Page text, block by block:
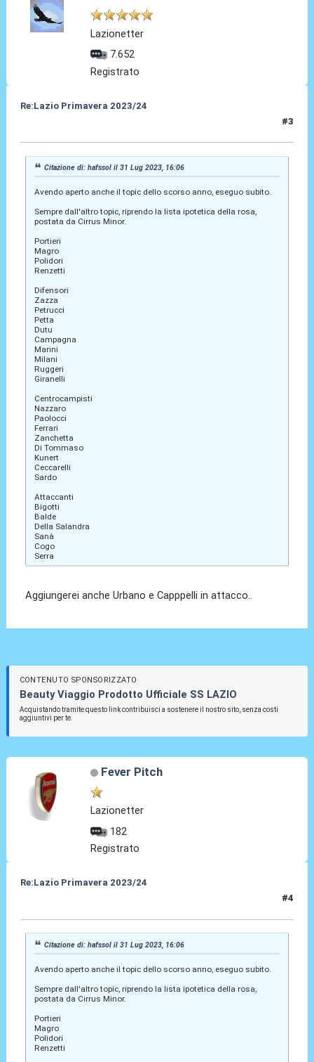
Lazionetter
7.652
Registrato
Re:Lazio Primavera 2023/24
#3
Citazione di: hafssol il 31 Lug 2023, 16:06
Avendo aperto anche il topic dello scorso anno, eseguo subito.
Sempre dall'altro topic, riprendo la lista ipotetica della rosa,
postata da Cirrus Minor.
Portieri
Magro
Polidori
Renzetti
Difensori
Zazza
Petrucci
Petta
Dutu
Campagna
Marini
Milani
Ruggeri
Giranelli
Centrocampisti
Nazzaro
Paolocci
Ferrari
Zanchetta
Di Tommaso
Kunert
Ceccarelli
Sardo
Attaccanti
Bigotti
Balde
Della Salandra
Sanà
Cogo
Serra
Aggiungerei anche Urbano e Capppelli in attacco..
CONTENUTO SPONSORIZZATO
Beauty Viaggio Prodotto Ufficiale SS LAZIO
Acquistando tramite questo link contribuisci a sostenere il nostro sito, senza costi
aggiuntivi per te.
Fever Pitch
Lazionetter
182
Registrato
Re:Lazio Primavera 2023/24
#4
Citazione di: hafssol il 31 Lug 2023, 16:06
Avendo aperto anche il topic dello scorso anno, eseguo subito.
Sempre dall'altro topic, riprendo la lista ipotetica della rosa,
postata da Cirrus Minor.
Portieri
Magro
Polidori
Renzetti